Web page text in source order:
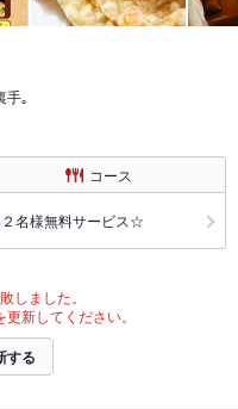
手｡
コース
２名様無料サービス☆
しました。
新してください。
する